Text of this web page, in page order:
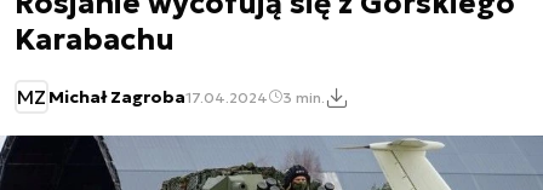
Karabachu
MZ Michał Zagroba17.04.2024 3 min.